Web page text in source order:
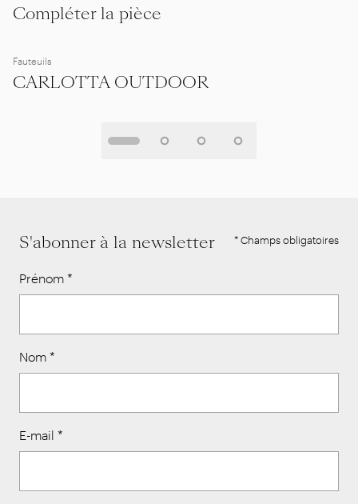
Compléter la pièce
Fauteuils
CARLOTTA OUTDOOR
S'abonner à la newsletter * Champs obligatoires
Prénom *
Nom *
E-mail *